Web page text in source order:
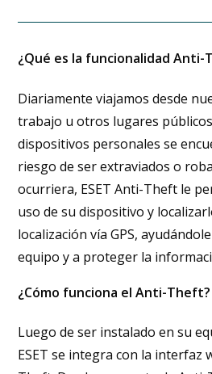
¿Qué es la funcionalidad Anti-
Diariamente viajamos desde
trabajo u otros lugares
dispositivos personales se
riesgo de ser extraviados o
ocurriera, ESET Anti-Theft le
uso de su dispositivo y
localización vía GPS,
equipo y a proteger la
¿Cómo funciona el Anti-Theft?
Luego de ser instalado en su
ESET se integra con la interfaz